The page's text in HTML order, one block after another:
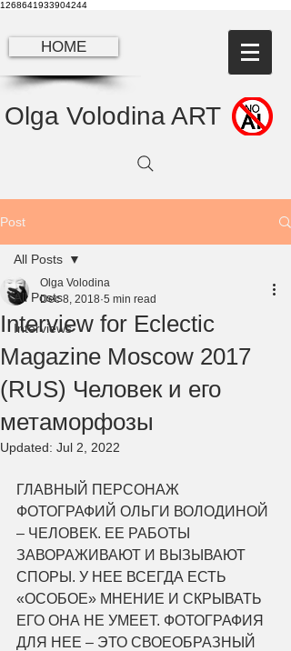
1268641933904244
HOME
Olga Volodina ART
Post
All Posts
Interviews
All Posts
Interview for Eclectic
Magazine Moscow 2017
(RUS) Человек и его
метаморфозы
Olga Volodina
Dec 8, 2018 5 min read
Updated: Jul 2, 2022
ГЛАВНЫЙ ПЕРСОНАЖ
ФОТОГРАФИЙ ОЛЬГИ ВОЛОДИНОЙ
– ЧЕЛОВЕК. ЕЕ РАБОТЫ
ЗАВОРАЖИВАЮТ И ВЫЗЫВАЮТ
СПОРЫ. У НЕЕ ВСЕГДА ЕСТЬ
«ОСОБОЕ» МНЕНИЕ И СКРЫВАТЬ
ЕГО ОНА НЕ УМЕЕТ. ФОТОГРАФИЯ
ДЛЯ НЕЕ – ЭТО СВОЕОБРАЗНЫЙ